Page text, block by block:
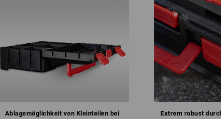
Ablagemöglichkeit von Kleinteilen bei
Extrem robust